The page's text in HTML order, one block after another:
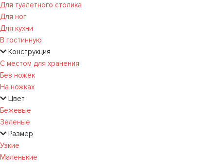
Для туалетного столика
Для ног
Для кухни
В гостинную
Конструкция
С местом для хранения
Без ножек
На ножках
Цвет
Бежевые
Зеленые
Размер
Узкие
Маленькие